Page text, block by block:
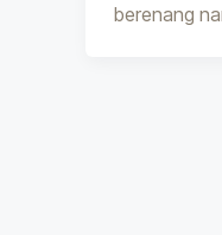
berenang